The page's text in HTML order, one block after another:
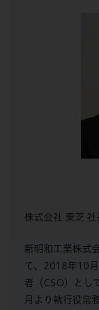
株式会社 東芝
新明和工業株式
て、2018年10
者（CSO）とし
月より執行役常